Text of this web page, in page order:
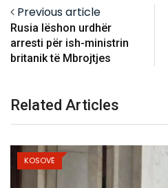
Previous article
Rusia lëshon ​​urdhër
arresti për ish-ministrin
britanik të Mbrojtjes
Related Articles
KOSOVË